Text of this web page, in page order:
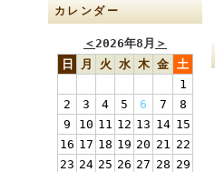
カレンダー
＜2026年8月 ＞
日
月 火 水 木 金 土
1
2
3 4 5 6 7
8
9
10 11 12 13 14 15
16 17 18 19 20 21 22
23 24 25 26 27 28 29